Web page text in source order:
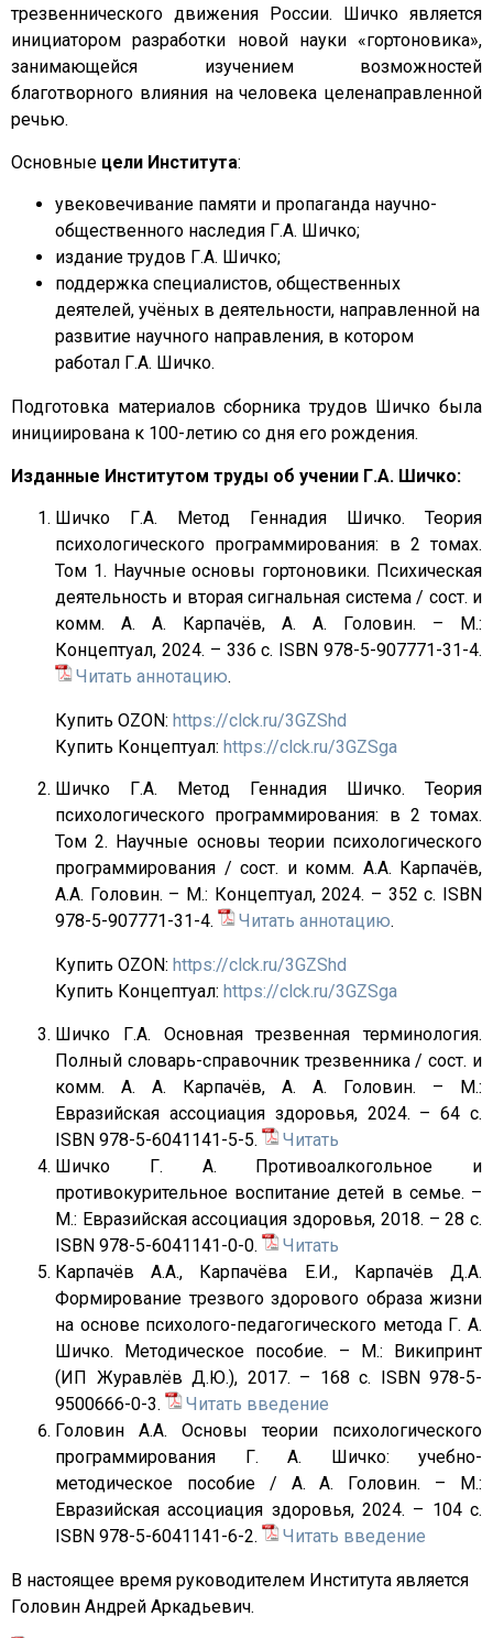
трезвеннического движения России. Шичко является
инициатором разработки новой науки «гортоновика»,
занимающейся изучением возможностей
благотворного влияния на человека целенаправленной
речью.
Основные цели Института:
увековечивание памяти и пропаганда научно-
общественного наследия Г.А. Шичко;
издание трудов Г.А. Шичко;
поддержка специалистов, общественных
деятелей, учёных в деятельности, направленной на
развитие научного направления, в котором
работал Г.А. Шичко.
Подготовка материалов сборника трудов Шичко была
инициирована к 100-летию со дня его рождения.
Изданные Институтом труды об учении Г.А. Шичко:
Шичко Г.А. Метод Геннадия Шичко. Теория
психологического программирования: в 2 томах.
Том 1. Научные основы гортоновики. Психическая
деятельность и вторая сигнальная система / сост. и
комм. А. А. Карпачёв, А. А. Головин. – М.:
Концептуал, 2024. – 336 с. ISBN 978-5-907771-31-4.
Читать аннотацию.
Купить OZON: https://clck.ru/3GZShd
Купить Концептуал: https://clck.ru/3GZSga
Шичко Г.А. Метод Геннадия Шичко. Теория
психологического программирования: в 2 томах.
Том 2. Научные основы теории психологического
программирования / сост. и комм. А.А. Карпачёв,
А.А. Головин. – М.: Концептуал, 2024. – 352 с. ISBN
978-5-907771-31-4.
Читать аннотацию.
Купить OZON: https://clck.ru/3GZShd
Купить Концептуал: https://clck.ru/3GZSga
Шичко Г.А. Основная трезвенная терминология.
Полный словарь-справочник трезвенника / сост. и
комм. А. А. Карпачёв, А. А. Головин. – М.:
Евразийская ассоциация здоровья, 2024. – 64 с.
ISBN 978-5-6041141-5-5.
Читать
Шичко Г. А. Противоалкогольное и
противокурительное воспитание детей в семье. –
М.: Евразийская ассоциация здоровья, 2018. – 28 с.
ISBN 978-5-6041141-0-0.
Читать
Карпачёв А.А., Карпачёва Е.И., Карпачёв Д.А.
Формирование трезвого здорового образа жизни
на основе психолого-педагогического метода Г. А.
Шичко. Методическое пособие. – М.: Википринт
(ИП Журавлёв Д.Ю.), 2017. – 168 с. ISBN 978-5-
9500666-0-3.
Читать введение
Головин А.А. Основы теории психологического
программирования Г. А. Шичко: учебно-
методическое пособие / А. А. Головин. – М.:
Евразийская ассоциация здоровья, 2024. – 104 с.
ISBN 978-5-6041141-6-2.
Читать введение
В настоящее время руководителем Института является
Головин Андрей Аркадьевич.